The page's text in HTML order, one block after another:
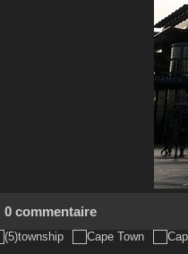
0 commentaire